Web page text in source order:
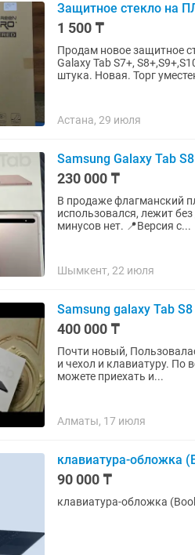
Защитное стекло на
1 500 ₸
Продам новое защитное
Galaxy Tab S7+,
штука. Новая. Торг
Астана, 29 июля
Samsung Galaxy Tab
230 000 ₸
В продаже флагманский
использовался, лежит
минусов нет. 📍Версия с...
Шымкент, 22 июля
Samsung galaxy Tab
400 000 ₸
Почти новый,
и чехол и клавиатуру. По всем вопросам
можете приехать и...
Алматы, 17 июля
клавиатура-обложка
90 000 ₸
клавиатура-обложка